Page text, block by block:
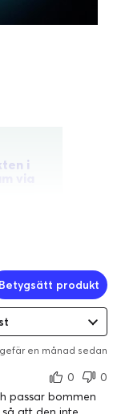
i
Betygsätt produkt
en månad sedan
0
0
passar bommen